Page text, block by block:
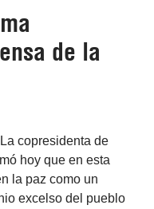
de la
copresidenta de
hoy que en esta
la paz como un
excelso del pueblo